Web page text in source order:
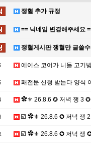
쟁혈 추가 규정
== 닉네임 변경해주세요
쟁혈게시판 쟁혈만 글쓸
에이스 코어가 니들 고기
패전문 신청 받는다 양식
✿⚜ 26.8.6 ✪ 저녁 쟁 3
☑️ ✿⚜ 26.8.6 ✪ 저녁 쟁
☑️ ✿⚜ 26.8.6 ✪ 저녁 쟁